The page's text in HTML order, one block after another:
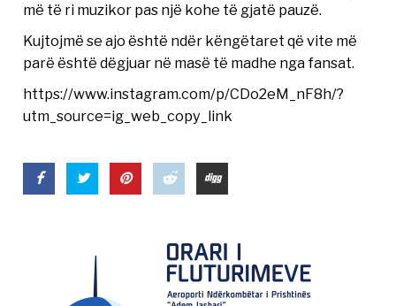
më të ri muzikor pas një kohe të gjatë pauzë.
Kujtojmë se ajo është ndër këngëtaret që vite më
parë është dëgjuar në masë të madhe nga fansat.
https://www.instagram.com/p/CDo2eM_nF8h/?
utm_source=ig_web_copy_link